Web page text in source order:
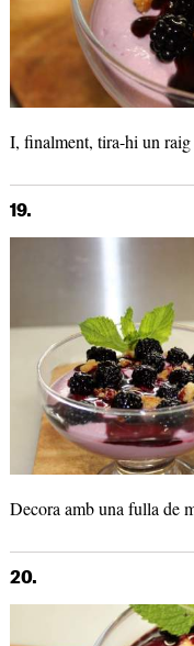
I, finalment, tira-hi un raig
19.
Decora amb una fulla de
20.